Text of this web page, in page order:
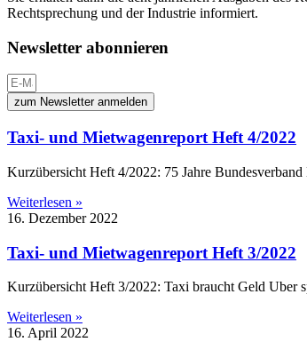
Rechtsprechung und der Industrie informiert.
Newsletter abonnieren
zum Newsletter anmelden
Taxi- und Mietwagenreport Heft 4/2022
Kurzübersicht Heft 4/2022: 75 Jahre
Weiterlesen »
16. Dezember 2022
Taxi- und Mietwagenreport Heft 3/2022
Kurzübersicht Heft 3/2022: Taxi braucht Geld Uber
Weiterlesen »
16. April 2022